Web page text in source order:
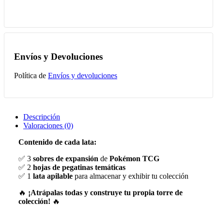
Envíos y Devoluciones
Política de Envíos y devoluciones
Descripción
Valoraciones (0)
Contenido de cada lata:
✅ 3 sobres de expansión de Pokémon TCG
✅ 2 hojas de pegatinas temáticas
✅ 1 lata apilable para almacenar y exhibir tu colección
🔥 ¡Atrápalas todas y construye tu propia torre de
colección! 🔥